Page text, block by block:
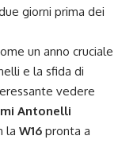
giorni prima dei
un anno cruciale
e la sfida di
vedere
Antonelli
la W16 pronta a